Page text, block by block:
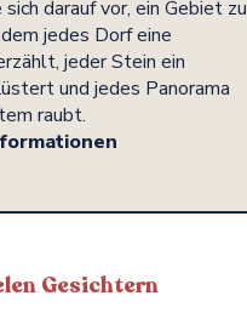
darauf vor, ein Gebiet zu
jedes Dorf eine
jeder Stein ein
und jedes Panorama
raubt.
Gesichtern